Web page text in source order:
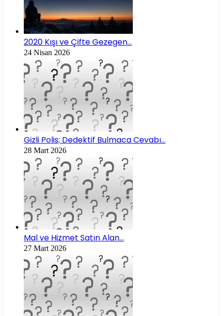
2020 Kışı ve Çifte Gezegen…
24 Nisan 2026
Gizli Polis; Dedektif Bulmaca Cevabı…
28 Mart 2026
Mal ve Hizmet Satın Alan…
27 Mart 2026